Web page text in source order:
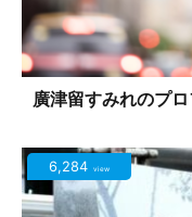
廣津留すみれのプ
6,284 view